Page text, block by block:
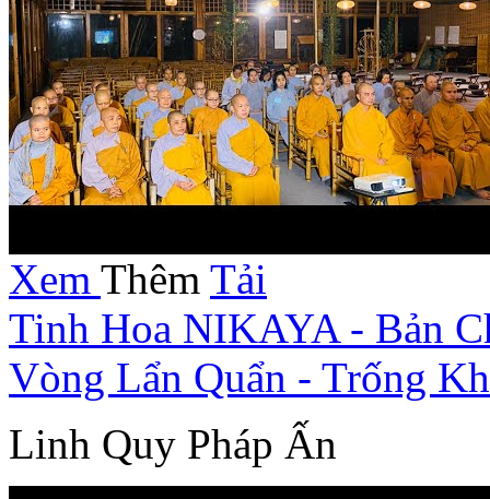
Xem Thêm Tải
Tinh Hoa NIKAYA - Bản
Vòng Lẩn Quẩn - Trống
Linh Quy Pháp Ấn